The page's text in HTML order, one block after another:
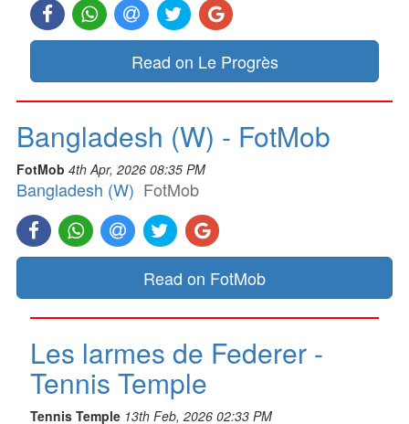
Read on Le Progrès
Bangladesh (W) - FotMob
FotMob 4th Apr, 2026 08:35 PM
Bangladesh (W) FotMob
Read on FotMob
Les larmes de Federer -
Tennis Temple
Tennis Temple 13th Feb, 2026 02:33 PM